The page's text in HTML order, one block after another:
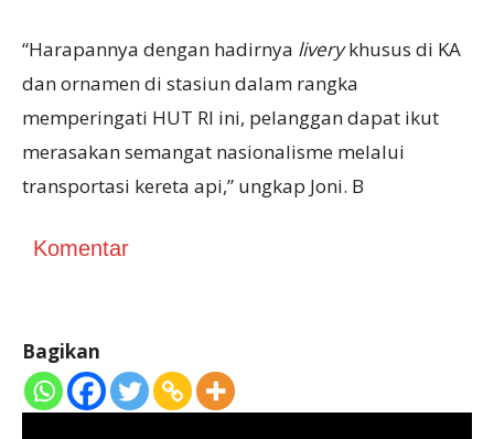
“Harapannya dengan hadirnya liverykhusus di KA
dan ornamen di stasiun dalam rangka
memperingati HUT RI ini, pelanggan dapat ikut
merasakan semangat nasionalisme melalui
transportasi kereta api,” ungkap Joni. B
Komentar
Bagikan